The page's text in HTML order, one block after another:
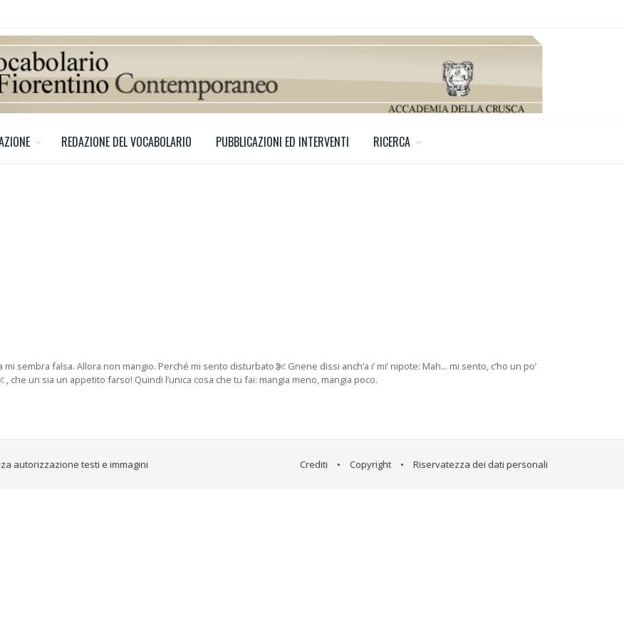
REDAZIONE DEL VOCABOLARIO PUBBLICAZIONI ED INTERVENTI RICERCA
mi sembra falsa. Allora non mangio. Perché mi sento disturbato
Gnene dissi anch’a i’ mi’ nipote: Mah... mi sento, c’ho un po’
, che un sia un appetito farso! Quindi l’unica cosa che tu fai: mangia meno, mangia poco.
Crediti • Copyright • Riservatezza dei dati personali
autorizzazione testi e immagini